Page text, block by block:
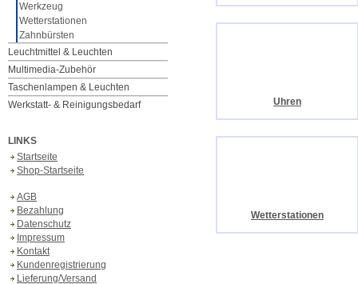
Werkzeug
Wetterstationen
Zahnbürsten
Leuchtmittel & Leuchten
Multimedia-Zubehör
Taschenlampen & Leuchten
Werkstatt- & Reinigungsbedarf
LINKS
Startseite
Shop-Startseite
AGB
Bezahlung
Datenschutz
Impressum
Kontakt
Kundenregistrierung
Lieferung/Versand
Uhren
Wetterstationen